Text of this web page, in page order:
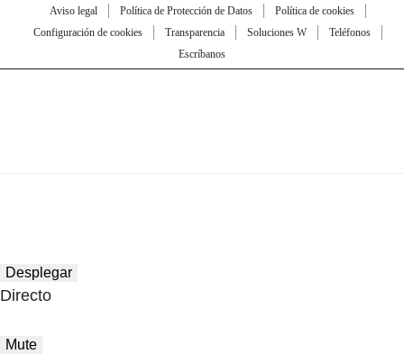
Aviso legal Política de Protección de Datos
Política de cookies
Configuración de cookies
Transparencia Soluciones W
Teléfonos
Escríbanos
Desplegar
Directo
Mute